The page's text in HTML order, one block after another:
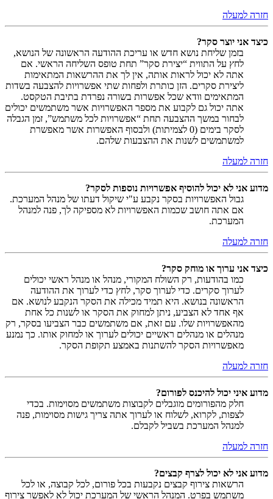
חזרה למעלה
כיצד אני יוצר סקר?
בזמן שליחת נושא חדש או עריכת ההודעה הראשונה של הנושא,
לחץ על התווית “יצירת סקר” תחת טופס השליחה הראשי. אם
אתה לא יכול לראות אותה, אין לך את ההרשאות המתאימות
ליצירת סקרים. הזן כותרת ולפחות שתי אפשרויות להצבעה בשדות
המתאימים וודא שכל אפשרות בשורה נפרדת בתיבת הטקסט.
אתה יכול גם לקבוע את מספר האפשרויות אשר משתמשים יכולים
לבחור במשך ההצבעה תחת “אפשרויות לכל משתמש”, זמן הגבלה
לסקר בימים (0 לצמיתות) ולבסוף האפשרות אשר מאפשרת
למשתמשים לשנות את ההצבעות שלהם.
חזרה למעלה
מדוע אני לא יכול להוסיף אפשרויות נוספות לסקר?
גבול האפשרויות בסקר נקבע ע"י שיקול דעתו של מנהל המערכת.
אם אתה חושב שכמות האפשרויות לא מספיקה לך, פנה למנהל
המערכת.
חזרה למעלה
כיצד אני ערוך או מוחק סקר?
כמו בהודעות, רק השולח המקורי, מנהל או מנהל ראשי יכולים
לערוך סקרים. כדי לערוך סקר, לחץ כדי לערוך את ההודעה
הראשונה בנושא. היא תמיד מכילה את הסקר הנקבע לנושא. אם
אף אחד לא הצביע, ניתן למחוק את הסקר או לשנות כל אחת
מהאפשרויות שלו. עם זאת, אם משתמשים כבר הצביעו בסקר, רק
מנהלים או מנהלים ראשיים יכולים לערוך או למחוק אותו. כך נמנע
מאפשרויות הסקר להשתנות באמצע תקופת הסקר.
חזרה למעלה
מדוע איני יכול להיכנס לפורום?
חלק מהפורומים מוגבלים לקבוצות משתמשים מסוימות. בכדי
לצפות, לקרוא, לשלוח או לערוך אתה צריך גישות מסוימות, פנה
למנהל המערכת בשביל לקבלם.
חזרה למעלה
מדוע אני לא יכול לצרף קבצים?
הרשאות צירוף קבצים נקבעות בכל פורום, לכל קבוצה, או לכל
משתמש בפרט. המנהל הראשי של המערכת יכול לא לאפשר צירוף